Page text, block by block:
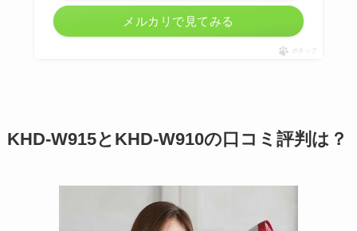
メルカリで見てみる
ポチップ
KHD-W915とKHD-W910の口コミ評判は？